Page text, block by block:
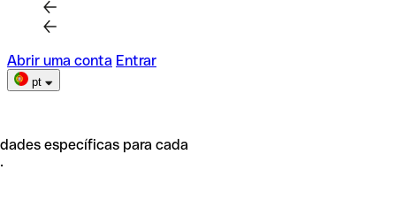
Abrir uma conta Entrar
pt
específicas para cada